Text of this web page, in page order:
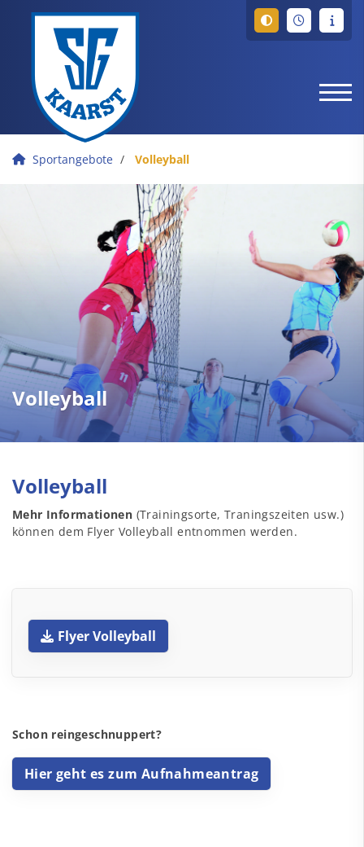
Sportangebote Volleyball
Volleyball
Volleyball
Mehr Informationen (Trainingsorte, Traningszeiten usw.)
können dem Flyer Volleyball entnommen werden.
Flyer Volleyball
Schon reingeschnuppert?
Hier geht es zum Aufnahmeantrag